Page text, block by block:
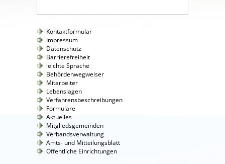
Kontaktformular
Impressum
Datenschutz
Barrierefreiheit
leichte Sprache
Behördenwegweiser
Mitarbeiter
Lebenslagen
Verfahrensbeschreibungen
Formulare
Aktuelles
Mitgliedsgemeinden
Verbandsverwaltung
Amts- und Mitteilungsblatt
Öffentliche Einrichtungen